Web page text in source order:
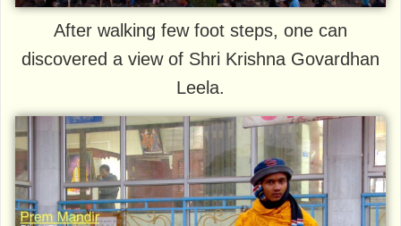
After walking few foot steps, one can
discovered a view of Shri Krishna Govardhan
Leela.